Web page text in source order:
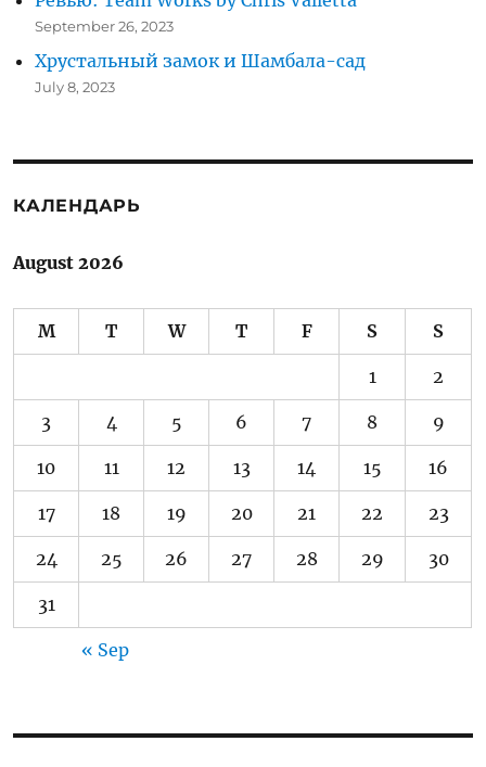
September 26, 2023
Хрустальный замок и Шамбала-сад
July 8, 2023
КАЛЕНДАРЬ
August 2026
M T W T F S S
1 2
3 4 5 6 7 8 9
10 11 12 13 14 15 16
17 18 19 20 21 22 23
24 25 26 27 28 29 30
31
« Sep